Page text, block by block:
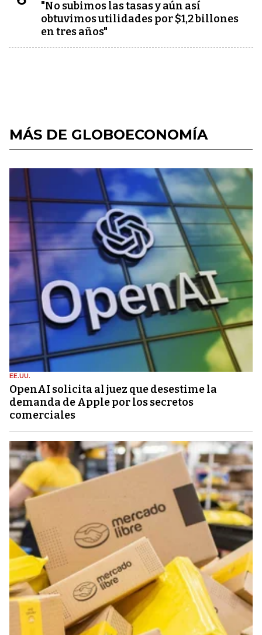
"No subimos las tasas y aún así
obtuvimos utilidades por $1,2 billones
en tres años"
MÁS DE GLOBOECONOMÍA
EE.UU.
OpenAI solicita al juez que desestime la
demanda de Apple por los secretos
comerciales